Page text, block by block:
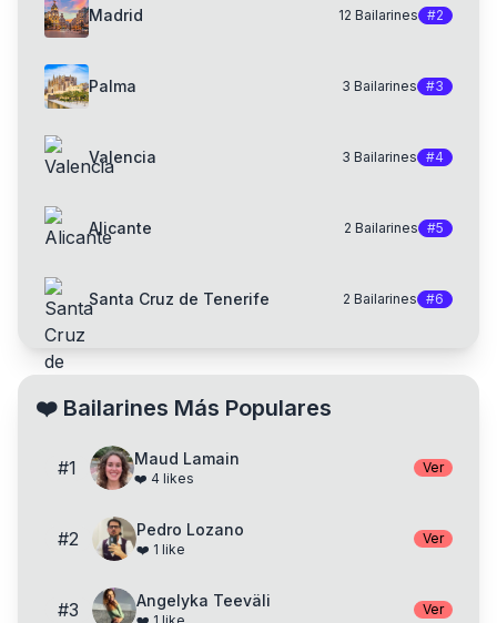
Madrid 12 Bailarines #2
Palma 3 Bailarines #3
Valencia 3 Bailarines #4
Alicante 2 Bailarines #5
Santa Cruz de Tenerife 2 Bailarines #6
❤️ Bailarines Más Populares
#1 Maud Lamain
❤️ 4 likes
Ver
#2 Pedro Lozano
❤️ 1 like
Ver
#3 Angelyka Teeväli Ver